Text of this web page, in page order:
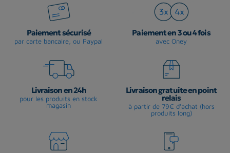
Paiement sécurisé
par carte bancaire, ou Paypal
Paiement en 3 ou 4 fois
avec Oney
Livraison en 24h
pour les produits en stock
magasin
Livraison gratuite en point
relais
à partir de 79€ d'achat (hors
produits long)